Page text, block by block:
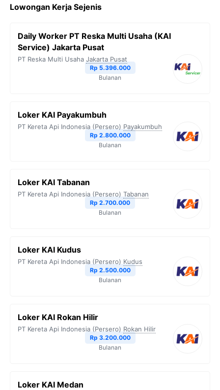
e
o
o
t
e
r
e
r
a
t
A
y
i
n
k
Lowongan Kerja Sejenis
Daily Worker PT Reska Multi Usaha (KAI
Service) Jakarta Pusat
PT Reska Multi Usaha Jakarta Pusat
Rp 5.396.000
Bulanan
Loker KAI Payakumbuh
PT Kereta Api Indonesia (Persero) Payakumbuh
Rp 2.800.000
Bulanan
Loker KAI Tabanan
PT Kereta Api Indonesia (Persero) Tabanan
Rp 2.700.000
Bulanan
Loker KAI Kudus
PT Kereta Api Indonesia (Persero) Kudus
Rp 2.500.000
Bulanan
Loker KAI Rokan Hilir
PT Kereta Api Indonesia (Persero) Rokan Hilir
Rp 3.200.000
Bulanan
Loker KAI Medan